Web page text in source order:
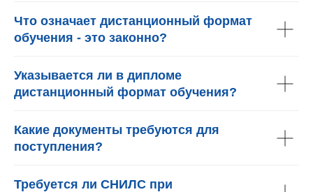
Что означает дистанционный формат
обучения - это законно?
Указывается ли в дипломе
дистанционный формат обучения?
Какие документы требуются для
поступления?
Требуется ли СНИЛС при